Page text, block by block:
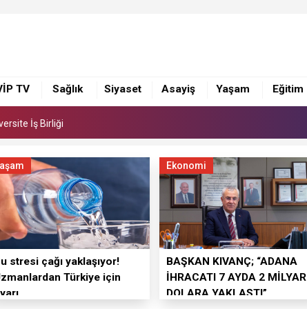
TV Sağlık Siyaset Asayiş Yaşam Eğitim
Selen, Macit Koper ve Aydın Sayman’a Emek Ödülü
İş Birliği
İş Birliği
stresi çağı yaklaşıyor!
Türkiye için
Ekonomi
BAŞKAN KIVANÇ; “ADANA
İHRACATI 7 AYDA 2 MİLYAR
DOLARA YAKLAŞTI”